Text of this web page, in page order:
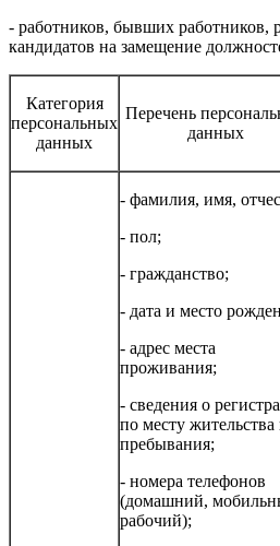
- работников, бывших работников,
кандидатов на замещение
Категория
персональных
данных
Перечень
данных
- фамилия, имя,
- пол;
- гражданство;
- дата и место
- адрес места
проживания;
- сведения о
по месту жительства
пребывания;
- номера телефонов
(домашний,
рабочий);